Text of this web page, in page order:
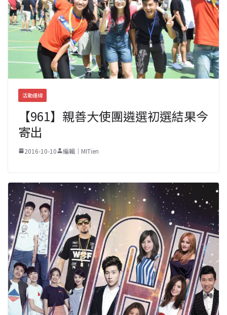
活動連線
【961】親善大使團遴選初選結果今
寄出
2016-10-10 編輯｜MITien